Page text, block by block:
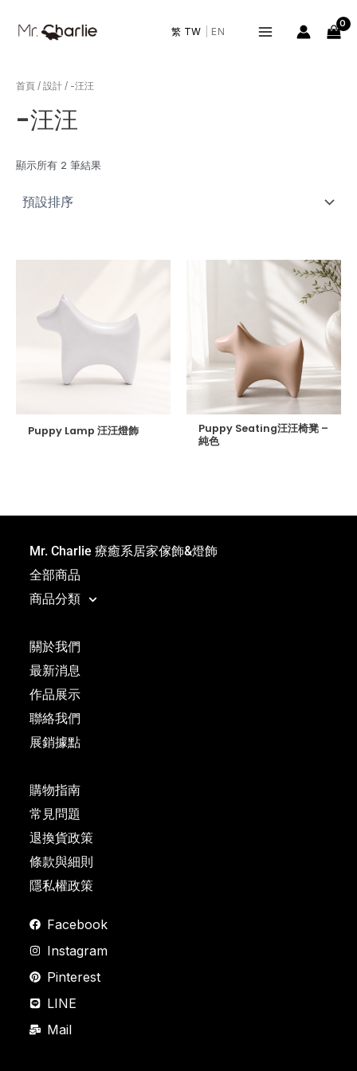
繁 TW EN
Menu
首頁 / 設計 / -汪汪
-汪汪
顯示所有 2 筆結果
Puppy Lamp 汪汪燈飾
Puppy Seating汪汪椅凳 –
純色
Mr. Charlie 療癒系居家傢飾&燈飾
全部商品
商品分類
關於我們
最新消息
作品展示
聯絡我們
展銷據點
購物指南
常見問題
退換貨政策
條款與細則
隱私權政策
Facebook
Instagram
Pinterest
LINE
Mail